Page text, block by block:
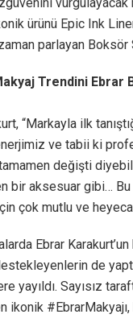
ürünü Epic Ink
parlayan Boksör
Trendini
“Markayla ilk
ve tabii ki
değişti
bir aksesuar gibi…
çok mutlu ve
Ebrar
de
yayıldı. Sayısız
ikonik